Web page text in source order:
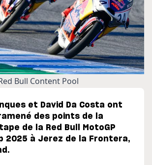
Bull Content Pool
et David Da Costa ont
des points de la
de la Red Bull MotoGP
2025 à Jerez de la Frontera,